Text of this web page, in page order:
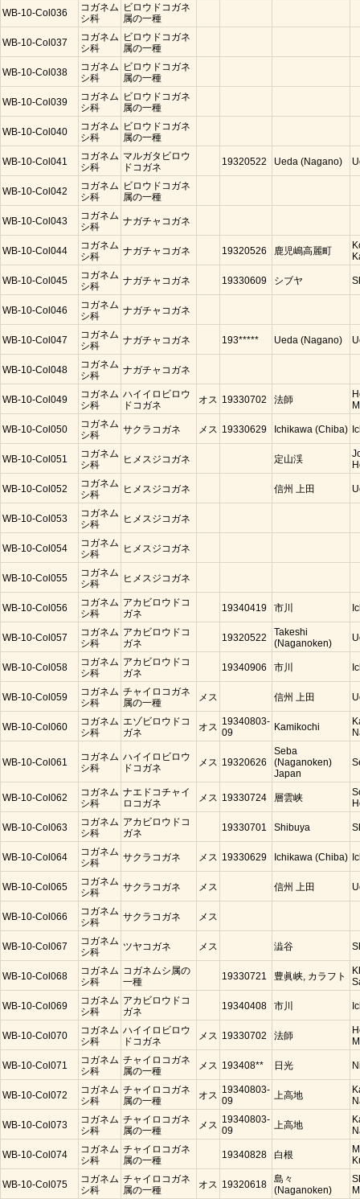
WB-10-Col036
コガネム
シ科
ビロウドコガネ
属の一種
WB-10-Col037
コガネム
シ科
ビロウドコガネ
属の一種
WB-10-Col038
コガネム
シ科
ビロウドコガネ
属の一種
WB-10-Col039
コガネム
シ科
ビロウドコガネ
属の一種
WB-10-Col040
コガネム
シ科
ビロウドコガネ
属の一種
WB-10-Col041
コガネム
シ科
マルガタビロウ
ドコガネ
19320522 Ueda (Nagano)
WB-10-Col042
コガネム
シ科
ビロウドコガネ
属の一種
WB-10-Col043
コガネム
シ科
ナガチャコガネ
WB-10-Col044
コガネム
シ科
ナガチャコガネ 19320526 鹿児嶋高麗町
WB-10-Col045
コガネム
シ科
ナガチャコガネ 19330609 シブヤ
WB-10-Col046
コガネム
シ科
ナガチャコガネ
WB-10-Col047
コガネム
シ科
ナガチャコガネ 193***** Ueda (Nagano)
WB-10-Col048
コガネム
シ科
ナガチャコガネ
WB-10-Col049
コガネム
シ科
ハイイロビロウ
ドコガネ
オス 19330702 法師
WB-10-Col050
コガネム
シ科
サクラコガネ メス 19330629 Ichikawa (Chiba)
WB-10-Col051
コガネム
シ科
ヒメスジコガネ 定山渓
WB-10-Col052
コガネム
シ科
ヒメスジコガネ 信州 上田
WB-10-Col053
コガネム
シ科
ヒメスジコガネ
WB-10-Col054
コガネム
シ科
ヒメスジコガネ
WB-10-Col055
コガネム
シ科
ヒメスジコガネ
WB-10-Col056
コガネム
シ科
アカビロウドコ
ガネ
19340419 市川
WB-10-Col057
コガネム
シ科
アカビロウドコ
ガネ
19320522
Takeshi
(Naganoken)
WB-10-Col058
コガネム
シ科
アカビロウドコ
ガネ
19340906 市川
WB-10-Col059
コガネム
シ科
チャイロコガネ
属の一種
メス 信州 上田
WB-10-Col060
コガネム
シ科
エゾビロウドコ
ガネ
オス 19340803-
09
Kamikochi
WB-10-Col061
コガネム
シ科
ハイイロビロウ
ドコガネ
メス 19320626
Seba
(Naganoken)
Japan
WB-10-Col062
コガネム
シ科
ナエドコチャイ
ロコガネ
メス 19330724 層雲峡
WB-10-Col063
コガネム
シ科
アカビロウドコ
ガネ
19330701 Shibuya
WB-10-Col064
コガネム
シ科
サクラコガネ メス 19330629 Ichikawa (Chiba)
WB-10-Col065
コガネム
シ科
サクラコガネ メス 信州 上田
WB-10-Col066
コガネム
シ科
サクラコガネ メス
WB-10-Col067
コガネム
シ科
ツヤコガネ メス 澁谷
WB-10-Col068
コガネム
シ科
コガネムシ属の
一種
19330721 豊眞峡, カラフト
WB-10-Col069
コガネム
シ科
アカビロウドコ
ガネ
19340408 市川
WB-10-Col070
コガネム
シ科
ハイイロビロウ
ドコガネ
メス 19330702 法師
WB-10-Col071
コガネム
シ科
チャイロコガネ
属の一種
メス 193408** 日光
WB-10-Col072
コガネム
シ科
チャイロコガネ
属の一種
オス 19340803-
09
上高地
WB-10-Col073
コガネム
シ科
チャイロコガネ
属の一種
メス 19340803-
09
上高地
WB-10-Col074
コガネム
シ科
チャイロコガネ
属の一種
19340828 白根
WB-10-Col075
コガネム
シ科
チャイロコガネ
属の一種
オス 19320618
島々
(Naganoken)